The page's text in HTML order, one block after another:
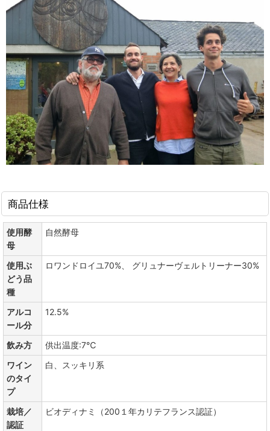
商品仕様
使用酵
母
自然酵母
使用ぶ
どう品
種
ロワンドロイユ70%、 グリュナーヴェルトリーナー30%
アルコ
ール分
12.5%
飲み方
供出温度:7℃
ワイン
のタイ
プ
白、スッキリ系
栽培／
認証
ビオディナミ（200１年カリテフランス認証）